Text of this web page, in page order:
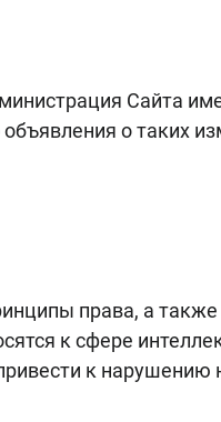
Сайта
о таких
права, а
к сфере
к